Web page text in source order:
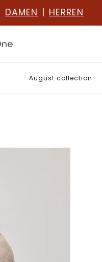
DAMEN | HERREN
August collection